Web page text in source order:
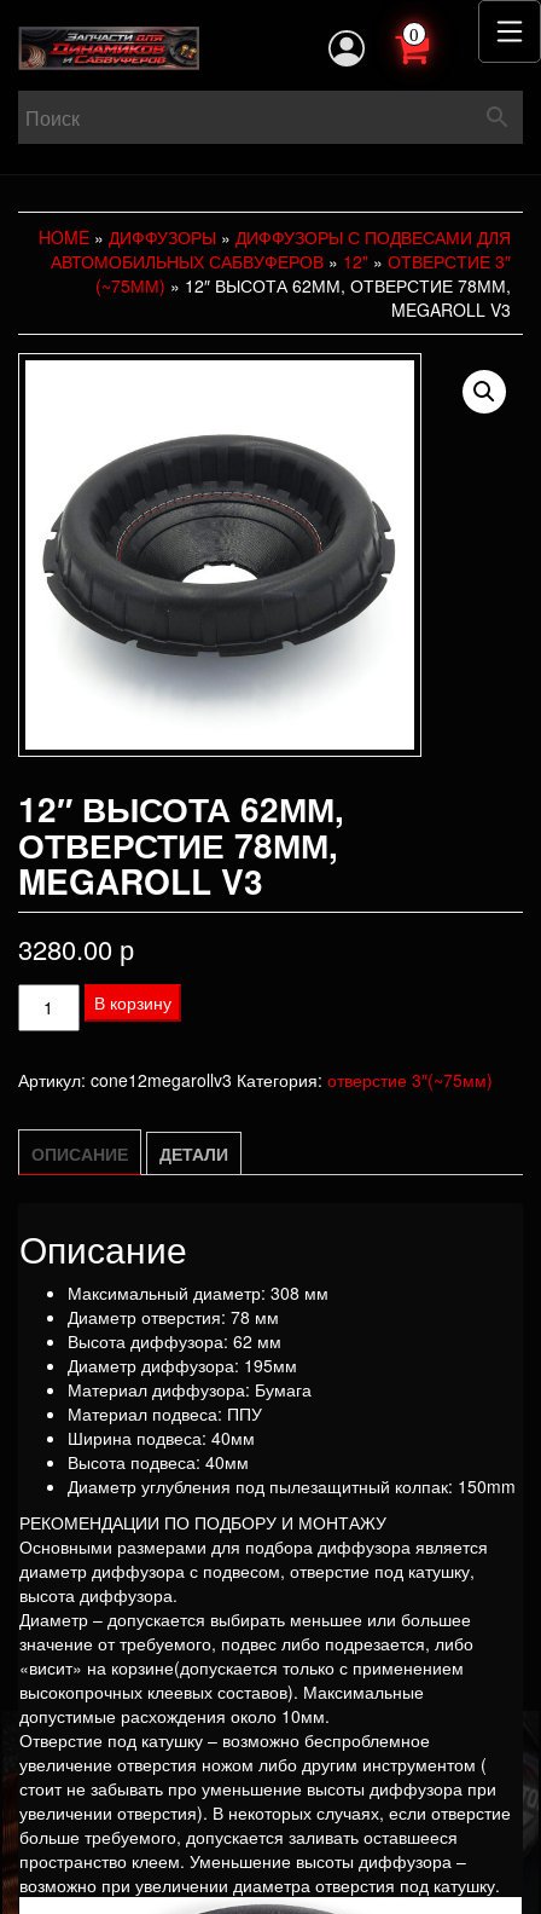
0
HOME » ДИФФУЗОРЫ » ДИФФУЗОРЫ С ПОДВЕСАМИ ДЛЯ
АВТОМОБИЛЬНЫХ САБВУФЕРОВ » 12" » ОТВЕРСТИЕ 3″
(~75ММ) » 12″ ВЫСОТА 62ММ, ОТВЕРСТИЕ 78ММ,
MEGAROLL V3
12″ ВЫСОТА 62ММ,
ОТВЕРСТИЕ 78ММ,
MEGAROLL V3
3280.00 р
Количество
товара
высота
отверстие
78мм,
v3
В корзину
Артикул: cone12megarollv3 Категория: отверстие 3″(~75мм)
ОПИСАНИЕ ДЕТАЛИ
Описание
Максимальный диаметр: 308 мм
Диаметр отверстия: 78 мм
Высота диффузора: 62 мм
Диаметр диффузора: 195мм
Материал диффузора: Бумага
Материал подвеса: ППУ
Ширина подвеса: 40мм
Высота подвеса: 40мм
Диаметр углубления под пылезащитный колпак: 150mm
РЕКОМЕНДАЦИИ ПО ПОДБОРУ И МОНТАЖУ
Основными размерами для подбора диффузора является
диаметр диффузора с подвесом, отверстие под катушку,
высота диффузора.
Диаметр – допускается выбирать меньшее или большее
значение от требуемого, подвес либо подрезается, либо
«висит» на корзине(допускается только с применением
высокопрочных клеевых составов). Максимальные
допустимые расхождения около 10мм.
Отверстие под катушку – возможно беспроблемное
увеличение отверстия ножом либо другим инструментом (
стоит не забывать про уменьшение высоты диффузора при
увеличении отверстия). В некоторых случаях, если отверстие
больше требуемого, допускается заливать оставшееся
пространство клеем. Уменьшение высоты диффузора –
возможно при увеличении диаметра отверстия под катушку.